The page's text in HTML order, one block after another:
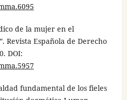
de la mujer en el
Revista Española de Derecho
DOI:
fundamental de los fieles